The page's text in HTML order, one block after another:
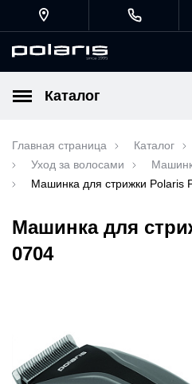
Каталог
Главная страница Каталог
Уход за волосами
Машинка для стрижки Polaris
Машинка для
0704